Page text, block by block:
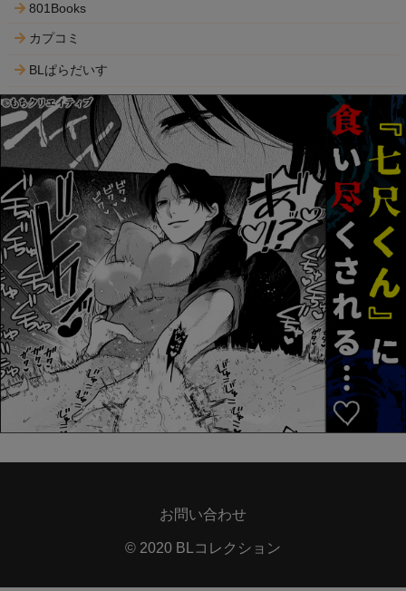
801Books
カプコミ
BLぱらだいす
お問い合わせ
© 2020 BLコレクション